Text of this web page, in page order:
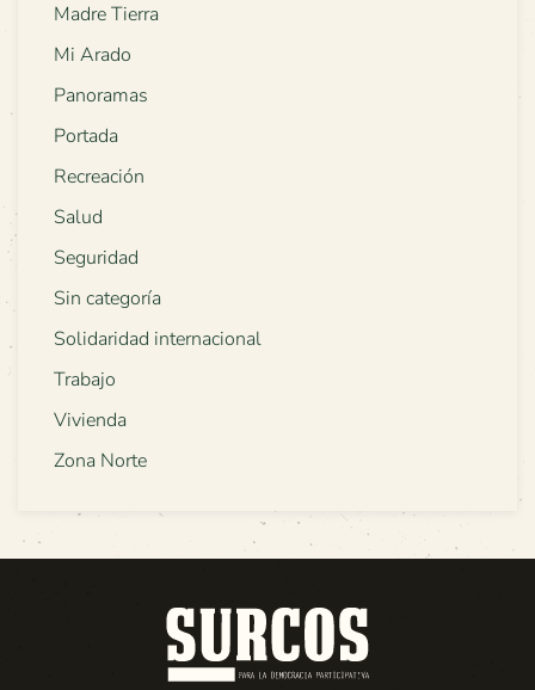
Madre Tierra
Mi Arado
Panoramas
Portada
Recreación
Salud
Seguridad
Sin categoría
Solidaridad internacional
Trabajo
Vivienda
Zona Norte